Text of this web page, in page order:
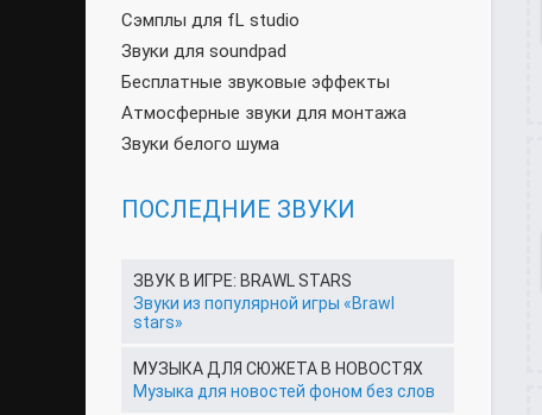
Сэмплы для fL studio
Звуки для soundpad
Бесплатные звуковые эффекты
Атмосферные звуки для монтажа
Звуки белого шума
ПОСЛЕДНИЕ ЗВУКИ
ЗВУК В ИГРЕ: BRAWL STARS
Звуки из популярной игры «Brawl
stars»
МУЗЫКА ДЛЯ СЮЖЕТА В НОВОСТЯХ
Музыка для новостей фоном без слов